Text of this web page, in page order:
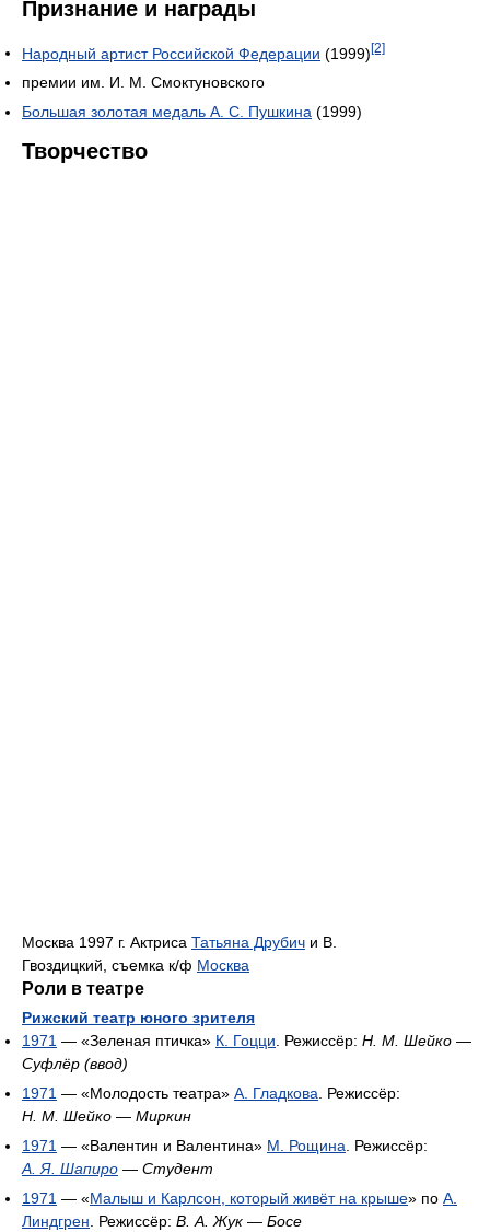
Признание и награды
Народный артист Российской Федерации‎ (1999)[2]
премии им. И. М. Смоктуновского
Большая золотая медаль А. С. Пушкина (1999)
Творчество
Москва 1997 г. Актриса Татьяна Друбич и В.
Гвоздицкий, съемка к/ф Москва
Роли в театре
Рижский театр юного зрителя
1971 — «Зеленая птичка» К. Гоцци. Режиссёр: Н. М. Шейко —
Суфлёр (ввод)
1971 — «Молодость театра» А. Гладкова. Режиссёр:
Н. М. Шейко — Миркин
1971 — «Валентин и Валентина» М. Рощина. Режиссёр:
А. Я. Шапиро — Студент
1971 — «Малыш и Карлсон, который живёт на крыше» по А.
Линдгрен. Режиссёр: В. А. Жук — Босе